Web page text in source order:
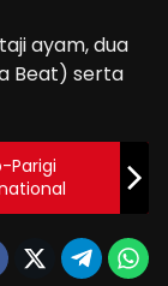
ayam, dua
Beat) serta
Parigi